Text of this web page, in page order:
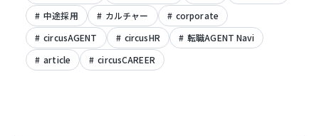
中途採用
カルチャー
corporate
circusAGENT
circusHR
転職AGENT Navi
article
circusCAREER